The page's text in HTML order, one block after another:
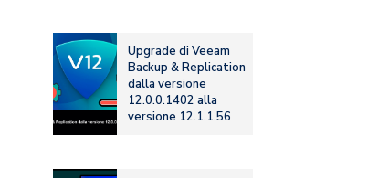
Upgrade di Veeam
Backup & Replication
dalla versione
12.0.0.1402 alla
versione 12.1.1.56